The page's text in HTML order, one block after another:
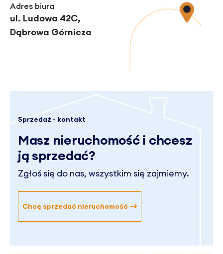
Adres biura
ul. Ludowa 42C,
Dąbrowa Górnicza
Sprzedaż - kontakt
Masz nieruchomośći chcesz
ją sprzedać?
Zgłoś się do nas, wszystkim się zajmiemy.
Chcę sprzedać nieruchomość